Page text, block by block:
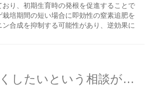
り、初期生育時の発根を促進することで
培期間の短い場合に即効性の窒素追肥を
合成を抑制する可能性があり、逆効果に
米の粒を大きくしたいという相談があった